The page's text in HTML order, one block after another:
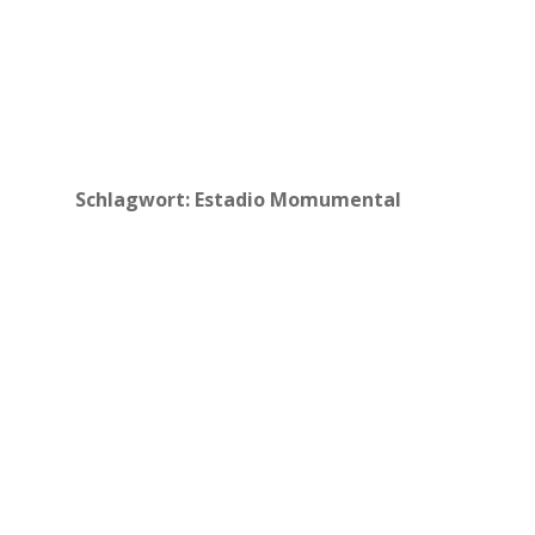
Schlagwort: Estadio Momumental